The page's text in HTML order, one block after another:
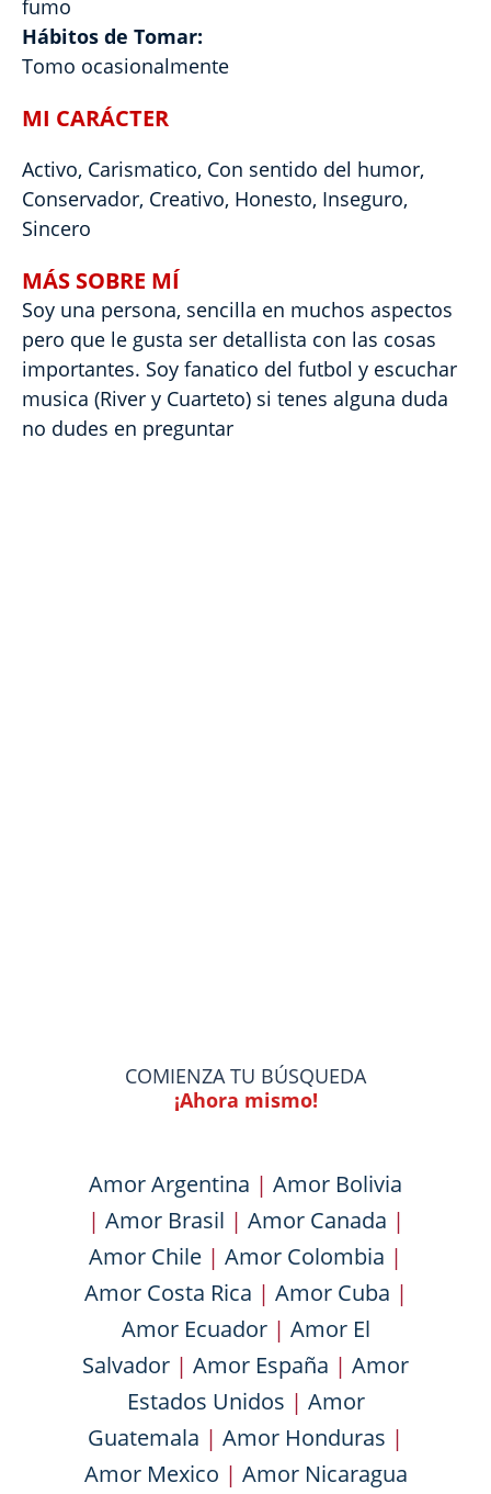
fumo
Hábitos de Tomar:
Tomo ocasionalmente
MI CARÁCTER
Activo, Carismatico, Con sentido del humor,
Conservador, Creativo, Honesto, Inseguro,
Sincero
MÁS SOBRE MÍ
Soy una persona, sencilla en muchos aspectos
pero que le gusta ser detallista con las cosas
importantes. Soy fanatico del futbol y escuchar
musica (River y Cuarteto) si tenes alguna duda
no dudes en preguntar
COMIENZA TU BÚSQUEDA
¡Ahora mismo!
Amor Argentina | Amor Bolivia
| Amor Brasil | Amor Canada |
Amor Chile | Amor Colombia |
Amor Costa Rica | Amor Cuba |
Amor Ecuador| Amor El
Salvador | Amor España | Amor
Estados Unidos | Amor
Guatemala | Amor Honduras |
Amor Mexico | Amor Nicaragua